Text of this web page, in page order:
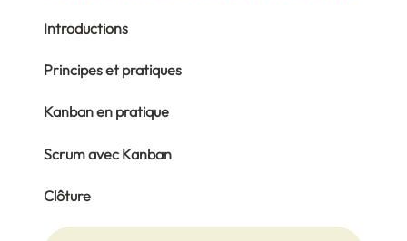
Introductions
Principes et pratiques
Kanban en pratique
Scrum avec Kanban
Clôture